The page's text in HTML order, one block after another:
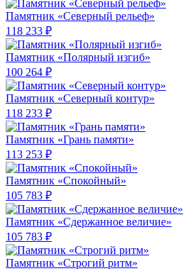
Памятник «Северный рельеф»
118 233 ₽
Памятник «Полярный изгиб»
100 264 ₽
Памятник «Северный контур»
118 233 ₽
Памятник «Грань памяти»
113 253 ₽
Памятник «Спокойный»
105 783 ₽
Памятник «Сдержанное величие»
105 783 ₽
Памятник «Строгий ритм»